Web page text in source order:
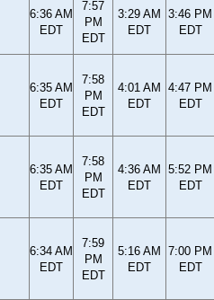
6:36 AM
EDT
7:57
PM
EDT
3:29 AM
EDT
3:46 PM
EDT
6:35 AM
EDT
7:58
PM
EDT
4:01 AM
EDT
4:47 PM
EDT
6:35 AM
EDT
7:58
PM
EDT
4:36 AM
EDT
5:52 PM
EDT
6:34 AM
EDT
7:59
PM
EDT
5:16 AM
EDT
7:00 PM
EDT